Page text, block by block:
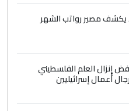
صدام حسين سل
5
حامدتركان. كلام
الحقيقي للإنسان
مصير رواتب الشهر
إنزال العلم الفلسطيني
أعمال إسرائيليين